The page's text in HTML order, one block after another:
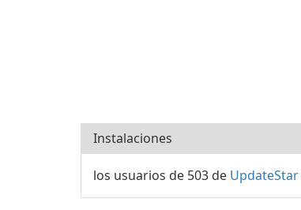
Instalaciones
los usuarios de 503 de UpdateStar